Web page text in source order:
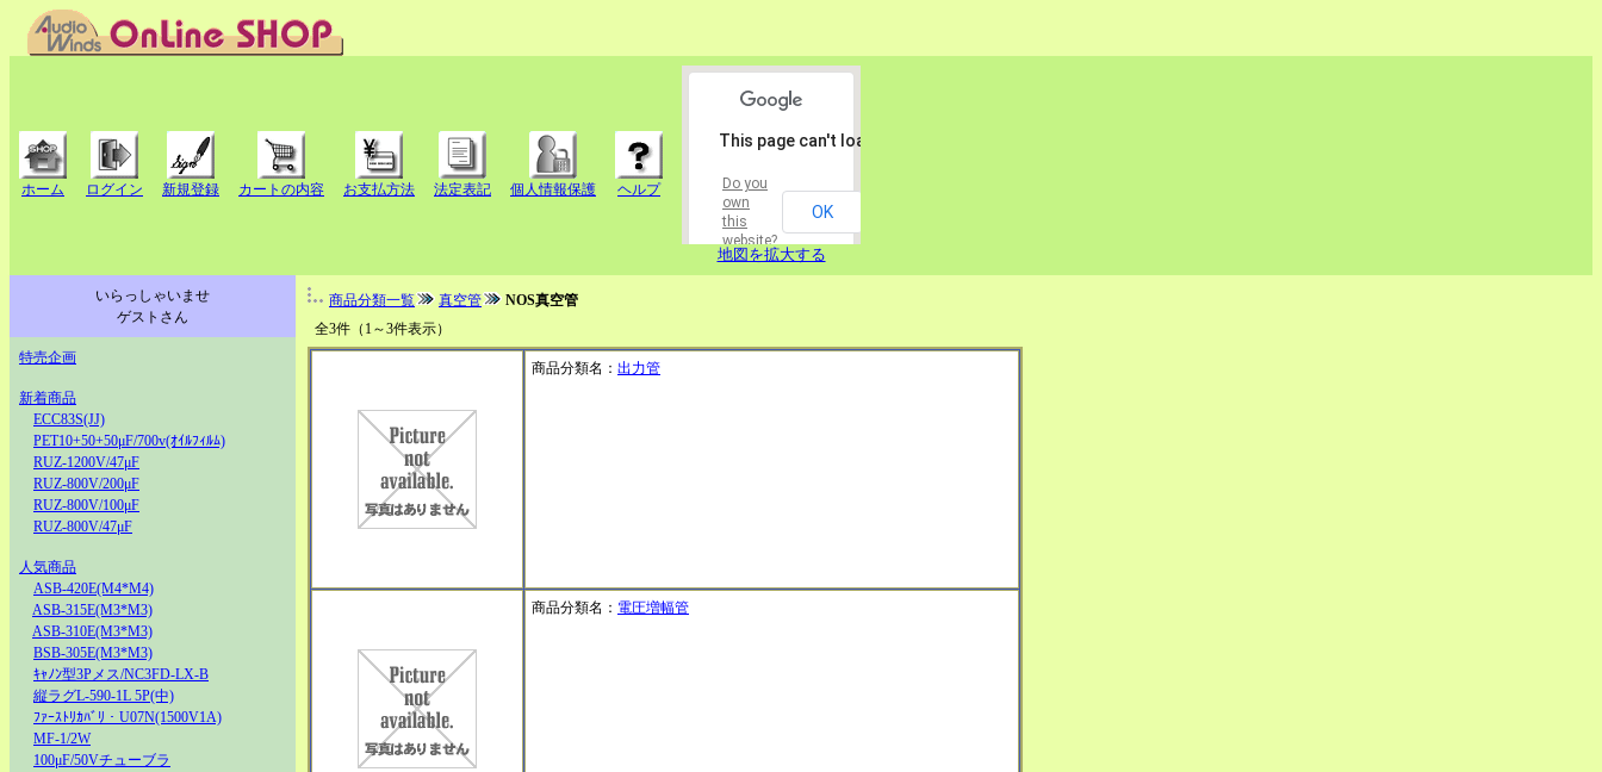
ホーム ログイン 新規登録 カートの内容 お支払方法 法定表記 個人情報保護 ヘルプ
This page can't load Google Maps correctly.
Do you
own
this
website?
OK
地図を拡大する
いらっしゃいませ
ゲストさん
特売企画
新着商品
ECC83S(JJ)
PET10+50+50μF/700v(ｵｲﾙﾌｨﾙﾑ)
RUZ-1200V/47μF
RUZ-800V/200μF
RUZ-800V/100μF
RUZ-800V/47μF
人気商品
ASB-420E(M4*M4)
ASB-315E(M3*M3)
ASB-310E(M3*M3)
BSB-305E(M3*M3)
ｷｬﾉﾝ型3Pメス/NC3FD-LX-B
縦ラグL-590-1L 5P(中)
ﾌｧｰｽﾄﾘｶﾊﾞﾘ・U07N(1500V1A)
MF-1/2W
100μF/50Vチューブラ
商品分類一覧 真空管
NOS真空管
全3件（1～3件表示）
商品分類名： 出力管
商品分類名： 電圧増幅管